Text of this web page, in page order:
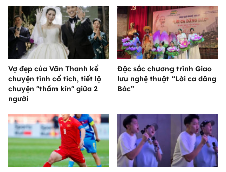
Vợ đẹp của Văn Thanh kể
chuyện tình cổ tích, tiết lộ
chuyện "thầm kín" giữa 2
người
Đặc sắc chương trình Giao
lưu nghệ thuật “Lời ca dâng
Bác”